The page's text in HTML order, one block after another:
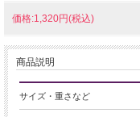
価格:1,320円(税込)
商品説明
サイズ・重さなど